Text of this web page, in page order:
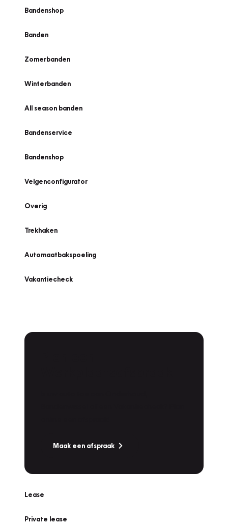
Bandenshop
Banden
Zomerbanden
Winterbanden
All season banden
Bandenservice
Bandenshop
Velgenconfigurator
Overig
Trekhaken
Automaatbakspoeling
Vakantiecheck
Maak een afspraak
Lease
Private lease